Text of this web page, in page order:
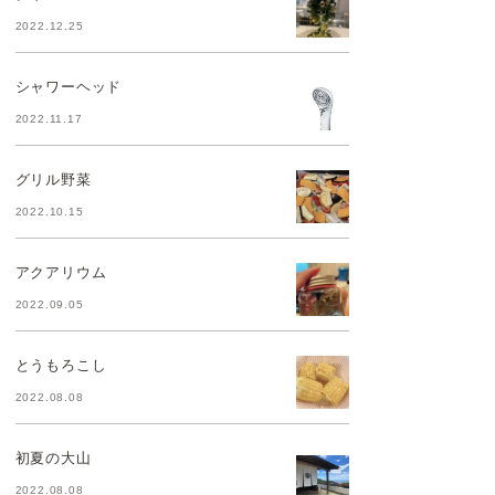
2022.12.25
シャワーヘッド
2022.11.17
グリル野菜
2022.10.15
アクアリウム
2022.09.05
とうもろこし
2022.08.08
初夏の大山
2022.08.08